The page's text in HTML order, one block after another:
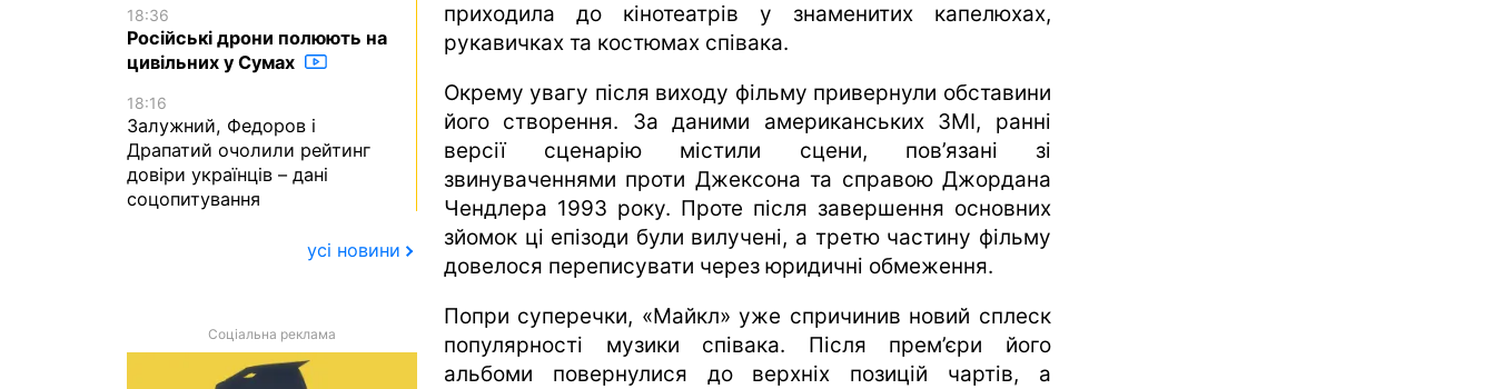
приходила до кінотеатрів у знаменитих капелюхах,
рукавичках та костюмах співака.
Окрему увагу після виходу фільму привернули обставини
його створення. За даними американських ЗМІ, ранні
версії сценарію містили сцени, пов’язані зі
звинуваченнями проти Джексона та справою Джордана
Чендлера 1993 року. Проте після завершення основних
зйомок ці епізоди були вилучені, а третю частину фільму
довелося переписувати через юридичні обмеження.
Попри суперечки, «Майкл» уже спричинив новий сплеск
популярності музики співака. Після прем’єри його
альбоми повернулися до верхніх позицій чартів, а
18:36
Російські дрони полюють на
цивільних у Сумах
18:16
Залужний, Федоров і
Драпатий очолили рейтинг
довіри українців – дані
соцопитування
усі новини
Соціальна реклама